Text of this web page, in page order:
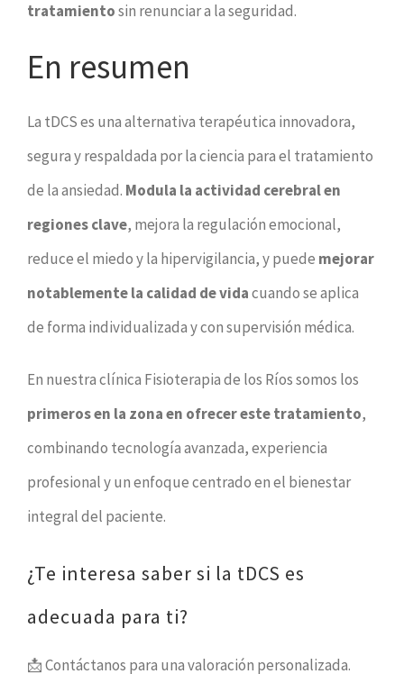
tratamientosin renunciar a la seguridad.
En resumen
La tDCS es una alternativa terapéutica innovadora,
segura y respaldada por la ciencia para el tratamiento
de la ansiedad. Modula la actividad cerebral en
regiones clave, mejora la regulación emocional,
reduce el miedo y la hipervigilancia, y puede mejorar
notablemente la calidad de vidacuando se aplica
de forma individualizada y con supervisión médica.
En nuestra clínica Fisioterapia de los Ríos somos los
primeros en la zona en ofrecer este tratamiento,
combinando tecnología avanzada, experiencia
profesional y un enfoque centrado en el bienestar
integral del paciente.
¿Te interesa saber si la tDCS es
adecuada para ti?
📩 Contáctanos para una valoración personalizada.